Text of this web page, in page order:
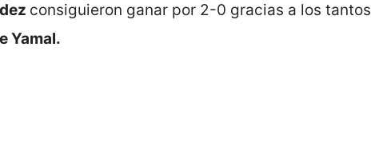
consiguieron ganar por 2-0 gracias a los tantos
Yamal.